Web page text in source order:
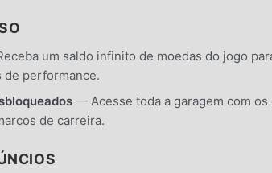
um saldo infinito de moedas do jogo
de performance.
— Acesse toda a garagem com
de carreira.